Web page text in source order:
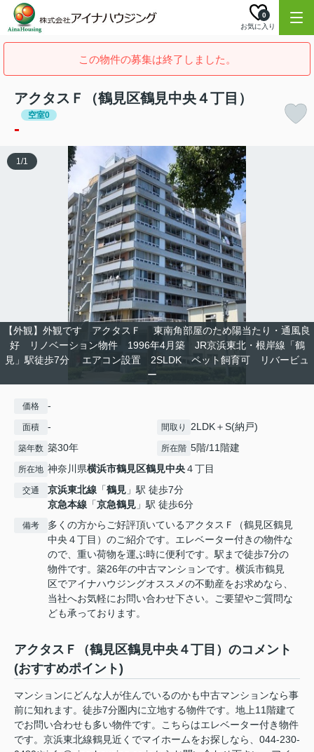
お気に入り
0
この物件の募集は終了しました。
アクタスＦ（鶴見区鶴見中央４丁目）
空室0
-
【外観】外観です アクタスＦ 東南角部屋のため陽当たり・通風良
好 リノベーション物件 1996年4月築 JR京浜東北・根岸線「鶴
見」駅徒歩7分 エアコン設置 2SLDK ペット飼育可 リバービュ
ー
1/1
価格 -
面積 - 間取り 2LDK＋S(納戸)
築年数 築30年 所在階 5階/11階建
所在地 神奈川県横浜市鶴見区鶴見中央４丁目
交通 京浜東北線 「鶴見 」駅 徒歩7分
京急本線 「京急鶴見 」駅 徒歩6分
備考
多くの方からご好評頂いているアクタスＦ（鶴見区鶴見
中央４丁目）のご紹介です。エレベーター付きの物件な
ので、重い荷物を運ぶ時に便利です。駅まで徒歩7分の
物件です。築26年の中古マンションです。横浜市鶴見
区でアイナハウジングオススメの不動産をお求めなら、
当社へお気軽にお問い合わせ下さい。ご要望やご質問な
ども承っております。
アクタスＦ（鶴見区鶴見中央４丁目）のコメント
(おすすめポイント)
マンションにどんな人が住んでいるのかも中古マンションなら事
前に知れます。徒歩7分圏内に立地する物件です。地上11階建て
でお問い合わせも多い物件です。こちらはエレベーター付き物件
です。京浜東北線鶴見近くでマイホームをお探しなら、044-230-